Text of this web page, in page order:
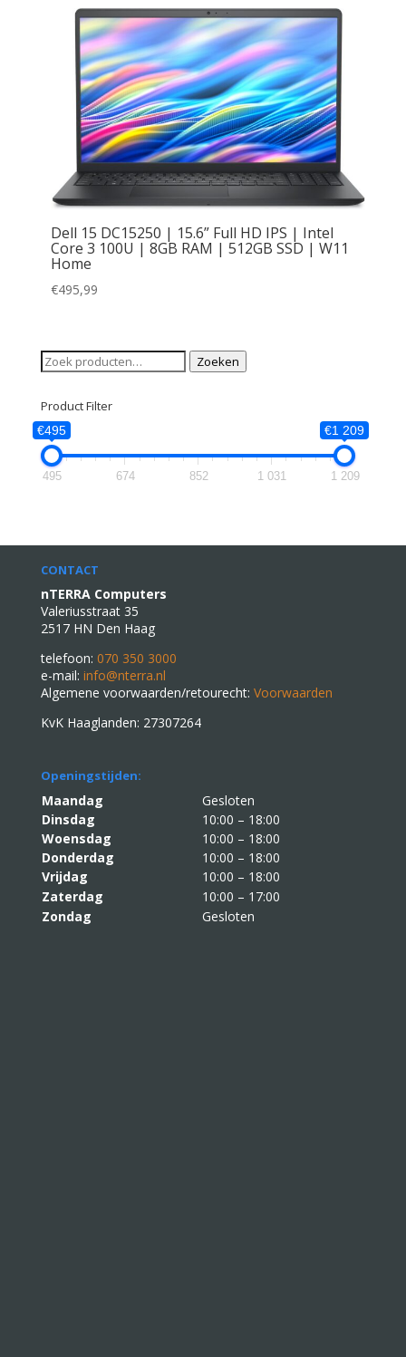
Dell 15 DC15250 | 15.6” Full HD IPS | Intel
Core 3 100U | 8GB RAM | 512GB SSD | W11
Home
€495,99
Zoeken
naar:
Zoeken
Product Filter
€495 €1 209
495 674 852 1 031 1 209
CONTACT
nTERRA Computers
Valeriusstraat 35
2517 HN Den Haag
telefoon: 070 350 3000
e-mail: info@nterra.nl
Algemene voorwaarden/retourecht: Voorwaarden
KvK Haaglanden: 27307264
Openingstijden:
Maandag
Gesloten
Dinsdag
10:00 – 18:00
Woensdag
10:00 – 18:00
Donderdag
10:00 – 18:00
Vrijdag
10:00 – 18:00
Zaterdag
10:00 – 17:00
Zondag
Gesloten